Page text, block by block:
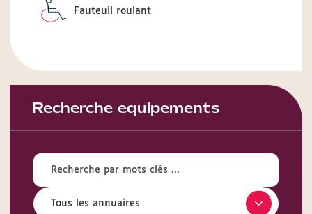
Fauteuil roulant
Recherche equipements